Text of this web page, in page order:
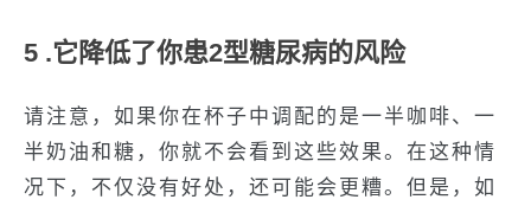
5 .它降低了你患2型糖尿病的风险
请注意，如果你在杯子中调配的是一半咖啡、一
半奶油和糖，你就不会看到这些效果。在这种情
况下，不仅没有好处，还可能会更糟。但是，如